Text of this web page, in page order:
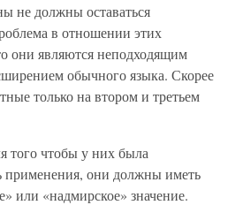
не должны оставаться
в отношении этих
они являются неподходящим
обычного языка. Скорее
только на втором и третьем
того чтобы у них была
применения, они должны иметь
или «надмирское» значение.